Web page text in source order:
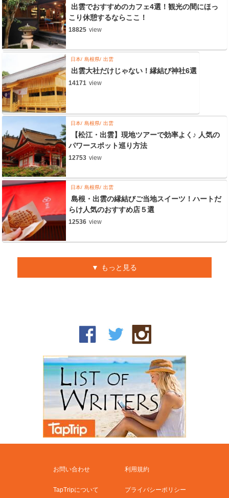
出雲でおすすめのカフェ4選！観光の間にほっ
こり休憩するならここ！
18825 view
日本 島根県 出雲
出雲大社だけじゃない！縁結び神社6選
14171 view
日本 島根県 出雲
【松江・出雲】現地ツアーで効率よく♪ 人気の
パワースポット巡り方法
12753 view
日本 島根県 出雲
島根・出雲の縁結びご当地スイーツ！ハートだ
らけ人気のおすすめ店５選
12536 view
もっと見る
お問い合わせ 利用規約
TapTripについて プライバシーポリシー